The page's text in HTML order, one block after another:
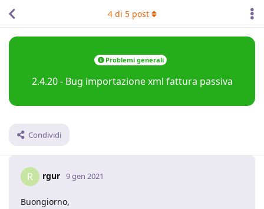
Problemi generali
2.4.20 - Bug importazione xml fattura passiva
Condividi
4di 5post
R rgur 9 gen 2021
Buongiorno,